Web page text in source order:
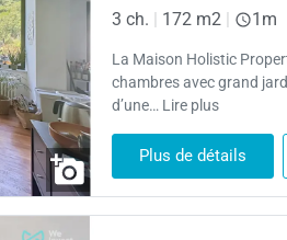
3 ch. | 172 m2 | 1m
La Maison Holistic
chambres avec grand
d’une… Lire plus
Plus de détails